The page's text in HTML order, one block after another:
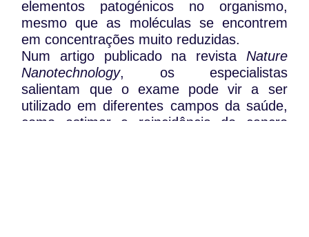
elementos patogénicos no organismo,
mesmo que as moléculas se encontrem
em concentrações muito reduzidas.
Num artigo publicado na revista Nature
Nanotechnology, os especialistas
salientam que o exame pode vir a ser
utilizado em diferentes campos da saúde,
como estimar a reincidência do cancro